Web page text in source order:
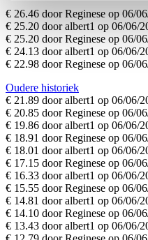
€ 26.46 door Reginese op 06/
€ 25.20 door albert1 op 06/06/
€ 25.20 door Reginese op 06/
€ 24.13 door albert1 op 06/06/
€ 22.98 door Reginese op 06/
Oudere historiek
€ 21.89 door albert1 op 06/06/
€ 20.85 door Reginese op 06/
€ 19.86 door albert1 op 06/06/
€ 18.91 door Reginese op 06/
€ 18.01 door albert1 op 06/06/
€ 17.15 door Reginese op 06/
€ 16.33 door albert1 op 06/06/
€ 15.55 door Reginese op 06/
€ 14.81 door albert1 op 06/06/
€ 14.10 door Reginese op 06/
€ 13.43 door albert1 op 06/06/